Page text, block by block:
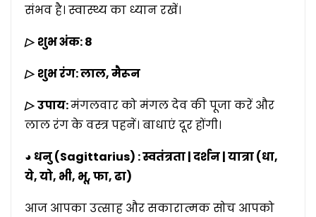
संभव है। स्वास्थ्य का ध्यान रखें।
▷ शुभ अंक: 8
▷ शुभ रंग: लाल, मैरून
▷उपाय:मंगलवार को मंगल देव की पूजा करें और
लाल रंग के वस्त्र पहनें। बाधाएं दूर होंगी।
◕ धनु (Sagittarius) : स्वतंत्रता | दर्शन | यात्रा (धा,
ये, यो, भी, भू, फा, ढा)
आज आपका उत्साह और सकारात्मक सोच आपको